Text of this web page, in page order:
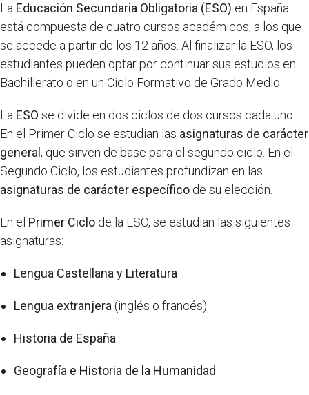
La Educación Secundaria Obligatoria (ESO) en España
está compuesta de cuatro cursos académicos, a los que
se accede a partir de los 12 años. Al finalizar la ESO, los
estudiantes pueden optar por continuar sus estudios en
Bachillerato o en un Ciclo Formativo de Grado Medio.
La ESO se divide en dos ciclos de dos cursos cada uno.
En el Primer Ciclo se estudian las asignaturas de carácter
general , que sirven de base para el segundo ciclo. En el
Segundo Ciclo, los estudiantes profundizan en las
asignaturas de carácter específico de su elección.
En el Primer Ciclo de la ESO, se estudian las siguientes
asignaturas:
Lengua Castellana y Literatura
Lengua extranjera (inglés o francés)
Historia de España
Geografía e Historia de la Humanidad